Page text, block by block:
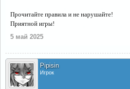
Прочитайте правила и не нарушайте!
Приятной игры!
5 май 2025
Pipisin
Игрок